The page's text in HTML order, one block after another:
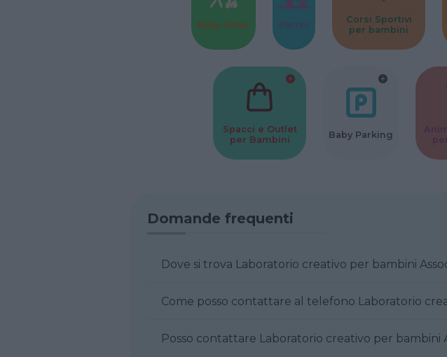
Baby Sitter Parchi
Corsi Sportivi
per bambini
Spacci e Outlet
per Bambini
Baby Parking
Domande frequenti
Dove si trova Laboratorio creativo per bambini
Come posso contattare al telefono Laboratorio
Posso contattare Laboratorio creativo per bambini